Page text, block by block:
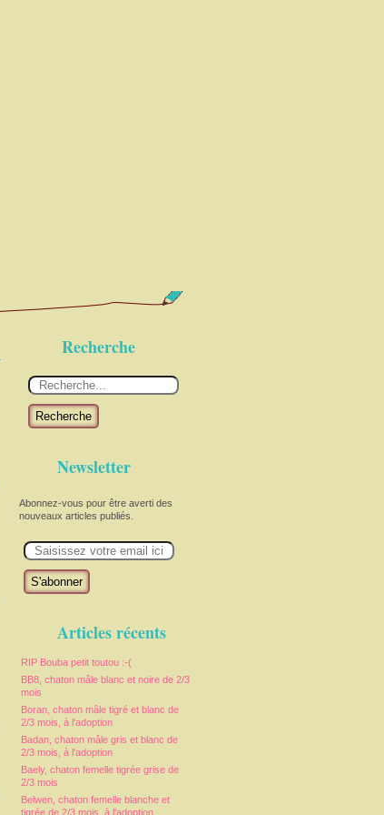
Recherche
Recherche
Newsletter
Abonnez-vous pour être averti des
nouveaux articles publiés.
m
Articles récents
RIP Bouba petit toutou :-(
BB8, chaton mâle blanc et noire de 2/3
mois
Boran, chaton mâle tigré et blanc de
2/3 mois, à l'adoption
Badan, chaton mâle gris et blanc de
2/3 mois, à l'adoption
Baely, chaton femelle tigrée grise de
2/3 mois
Belwen, chaton femelle blanche et
tigrée de 2/3 mois, à l'adoption